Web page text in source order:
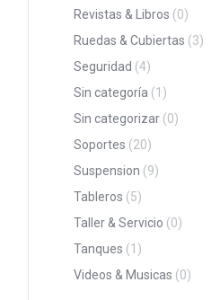
Revistas & Libros (0)
Ruedas & Cubiertas (3)
Seguridad (4)
Sin categoría (1)
Sin categorizar (0)
Soportes (20)
Suspension (9)
Tableros (5)
Taller & Servicio (0)
Tanques (1)
Videos & Musicas (0)